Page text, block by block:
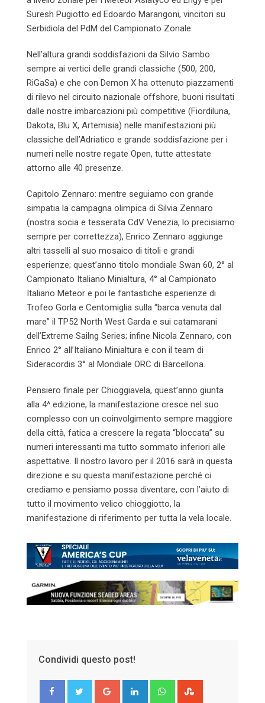
Suresh Pugiotto ed Edoardo Marangoni, vincitori su
Serbidiola del PdM del Campionato Zonale.
Nell’altura grandi soddisfazioni da Silvio Sambo
sempre ai vertici delle grandi classiche (500, 200,
RiGaSa) e che con Demon X ha ottenuto piazzamenti
di rilevo nel circuito nazionale offshore, buoni risultati
dalle nostre imbarcazioni più competitive (Fiordiluna,
Dakota, Blu X, Artemisia) nelle manifestazioni più
classiche dell’Adriatico e grande soddisfazione per i
numeri nelle nostre regate Open, tutte attestate
attorno alle 40 presenze.
Capitolo Zennaro: mentre seguiamo con grande
simpatia la campagna olimpica di Silvia Zennaro
(nostra socia e tesserata CdV Venezia, lo precisiamo
sempre per correttezza), Enrico Zennaro aggiunge
altri tasselli al suo mosaico di titoli e grandi
esperienze; quest’anno titolo mondiale Swan 60, 2° al
Campionato Italiano Minialtura, 4° al Campionato
Italiano Meteor e poi le fantastiche esperienze di
Trofeo Gorla e Centomiglia sulla “barca venuta dal
mare” il TP52 North West Garda e sui catamarani
dell’Extreme Sailng Series; infine Nicola Zennaro, con
Enrico 2° all’Italiano Minialtura e con il team di
Sideracordis 3° al Mondiale ORC di Barcellona.
Pensiero finale per Chioggiavela, quest’anno giunta
alla 4^ edizione, la manifestazione cresce nel suo
complesso con un coinvolgimento sempre maggiore
della città, fatica a crescere la regata “bloccata” su
numeri interessanti ma tutto sommato inferiori alle
aspettative. Il nostro lavoro per il 2016 sarà in questa
direzione e su questa manifestazione perché ci
crediamo e pensiamo possa diventare, con l’aiuto di
tutto il movimento velico chioggiotto, la
manifestazione di riferimento per tutta la vela locale.
Condividi questo post!
Google+ LinkedIn Whatsapp